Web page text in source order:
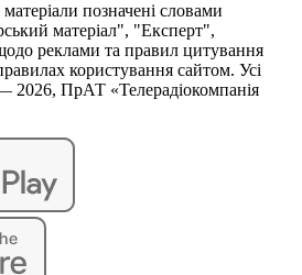
позначені словами
матеріал", "Експерт",
реклами та правил цитування
користування сайтом. Усі
2026, ПрАТ «Телерадіокомпанія